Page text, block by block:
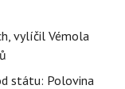
vylíčil Vémola
státu: Polovina